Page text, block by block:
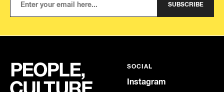
SUBSCRIBE
SOCIAL
Instagram